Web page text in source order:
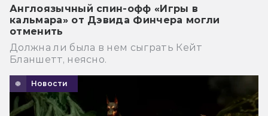
Англоязычный спин-офф «Игры в
кальмара» от Дэвида Финчера могли
отменить
Должна ли была в нем сыграть Кейт
Бланшетт, неясно.
Новости